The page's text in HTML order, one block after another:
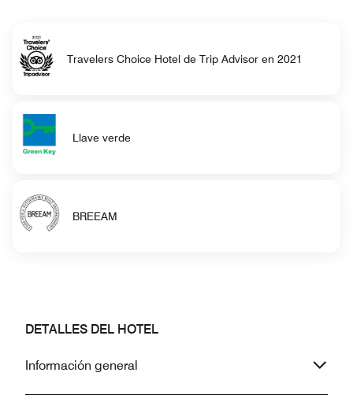
Travelers Choice Hotel de Trip Advisor en 2021
Llave verde
BREEAM
DETALLES DEL HOTEL
Información general